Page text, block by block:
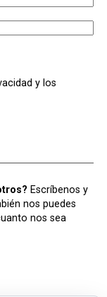
y los
Escríbenos y
nos puedes
nos sea